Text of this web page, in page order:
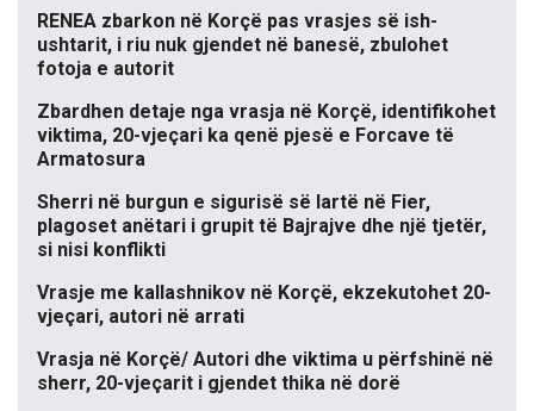
RENEA zbarkon në Korçë pas vrasjes së ish-
ushtarit, i riu nuk gjendet në banesë, zbulohet
fotoja e autorit
Zbardhen detaje nga vrasja në Korçë, identifikohet
viktima, 20-vjeçari ka qenë pjesë e Forcave të
Armatosura
Sherri në burgun e sigurisë së lartë në Fier,
plagoset anëtari i grupit të Bajrajve dhe një tjetër,
si nisi konflikti
Vrasje me kallashnikov në Korçë, ekzekutohet 20-
vjeçari, autori në arrati
Vrasja në Korçë/ Autori dhe viktima u përfshinë në
sherr, 20-vjeçarit i gjendet thika në dorë